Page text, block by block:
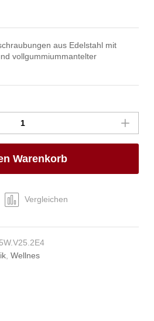
aus Edelstahl mit
vollgummiummantelter
Warenkorb
Vergleichen
,Wellnes